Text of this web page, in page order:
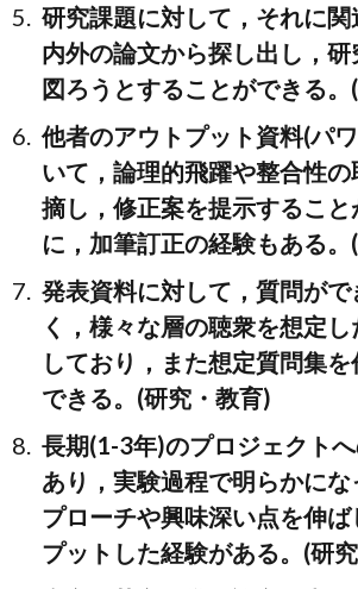
研究課題に対して，それに
内外の論文から探し出し，
図ろうとすることができる。
他者のアウトプット資料(パ
いて，論理的飛躍や整合性
摘し，修正案を提示するこ
に，加筆訂正の経験もある
発表資料に対して，質問が
く，様々な層の聴衆を想定
しており，また想定質問集
できる。(研究・教育)
長期(1-3年)のプロジェクト
あり，実験過程で明らかに
プローチや興味深い点を伸ば
プットした経験がある。(研